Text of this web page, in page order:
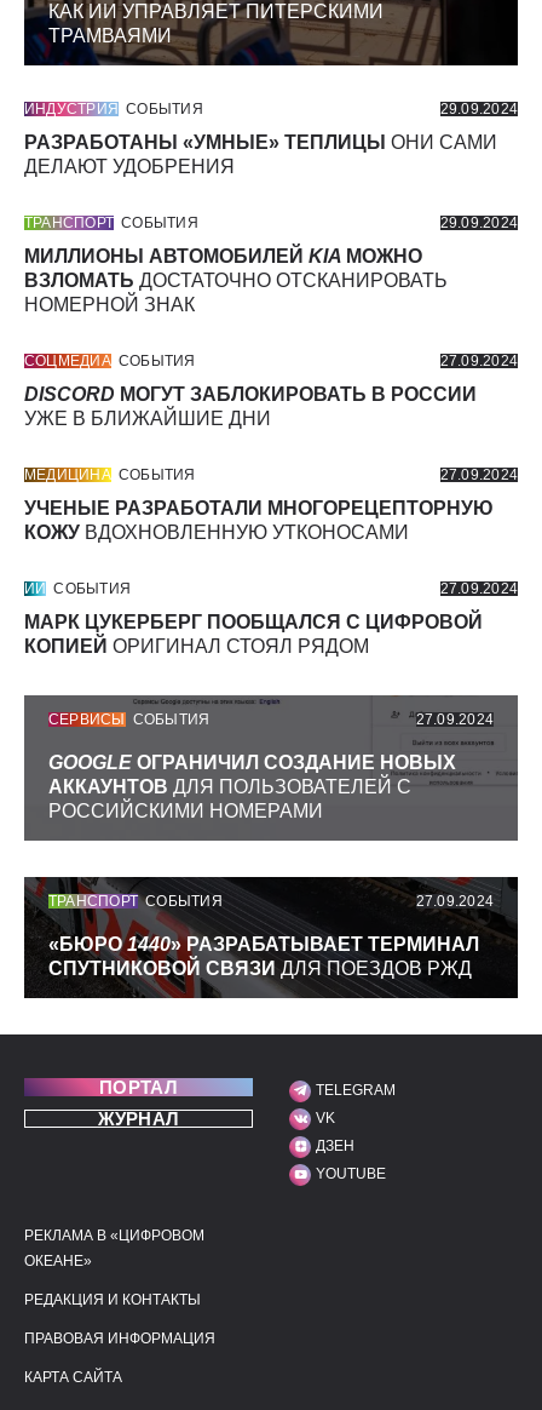
КАК ИИ УПРАВЛЯЕТ ПИТЕРСКИМИ
ТРАМВАЯМИ
ИНДУСТРИЯ СОБЫТИЯ 29.09.2024
РАЗРАБОТАНЫ «УМНЫЕ» ТЕПЛИЦЫ ОНИ САМИ
ДЕЛАЮТ УДОБРЕНИЯ
ТРАНСПОРТ СОБЫТИЯ 29.09.2024
МИЛЛИОНЫ АВТОМОБИЛЕЙ KIA МОЖНО
ВЗЛОМАТЬ ДОСТАТОЧНО ОТСКАНИРОВАТЬ
НОМЕРНОЙ ЗНАК
СОЦМЕДИА СОБЫТИЯ 27.09.2024
DISCORD МОГУТ ЗАБЛОКИРОВАТЬ В РОССИИ
УЖЕ В БЛИЖАЙШИЕ ДНИ
МЕДИЦИНА СОБЫТИЯ 27.09.2024
УЧЕНЫЕ РАЗРАБОТАЛИ МНОГОРЕЦЕПТОРНУЮ
КОЖУ ВДОХНОВЛЕННУЮ УТКОНОСАМИ
ИИ СОБЫТИЯ 27.09.2024
МАРК ЦУКЕРБЕРГ ПООБЩАЛСЯ С ЦИФРОВОЙ
КОПИЕЙ ОРИГИНАЛ СТОЯЛ РЯДОМ
СЕРВИСЫ СОБЫТИЯ 27.09.2024
GOOGLE ОГРАНИЧИЛ СОЗДАНИЕ НОВЫХ
АККАУНТОВ ДЛЯ ПОЛЬЗОВАТЕЛЕЙ С
РОССИЙСКИМИ НОМЕРАМИ
ТРАНСПОРТ СОБЫТИЯ 27.09.2024
«БЮРО1440» РАЗРАБАТЫВАЕТ ТЕРМИНАЛ
СПУТНИКОВОЙ СВЯЗИ ДЛЯ ПОЕЗДОВ РЖД
ПОРТАЛ
ЖУРНАЛ
МЫ В СОЦИАЛЬНЫХ
TELEGRAM
VK
ДЗЕН
YOUTUBE
ПОЛЕЗНЫЕ ССЫЛКИ
РЕКЛАМА В «ЦИФРОВОМ
ОКЕАНЕ»
РЕДАКЦИЯ И КОНТАКТЫ
ПРАВОВАЯ ИНФОРМАЦИЯ
КАРТА САЙТА